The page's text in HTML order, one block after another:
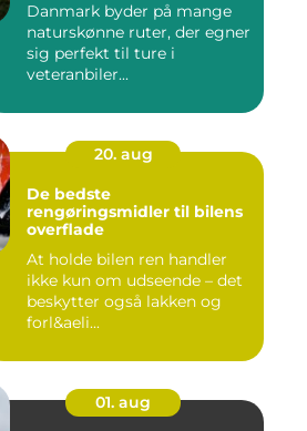
Danmark byder på mange
naturskønne ruter, der egner
sig perfekt til ture i
veteranbiler...
20. aug
De bedste
rengøringsmidler til bilens
overflade
At holde bilen ren handler
ikke kun om udseende – det
beskytter også lakken og
forl&aeli...
01. aug